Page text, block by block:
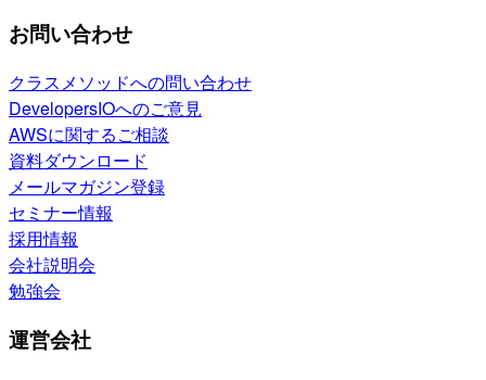
お問い合わせ
クラスメソッドへの問い合わせ
DevelopersIOへのご意見
AWSに関するご相談
資料ダウンロード
メールマガジン登録
セミナー情報
採用情報
会社説明会
勉強会
運営会社